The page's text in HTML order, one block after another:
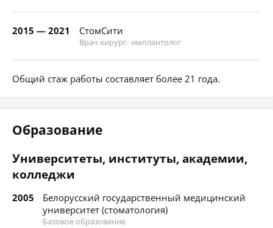
2015 — 2021 СтомСити
Врач хирург- имплантолог
Общий стаж работы составляет более 21 года.
Образование
Университеты, институты, академии,
колледжи
2005
Белорусский государственный медицинский
университет (стоматология)
Базовое образование